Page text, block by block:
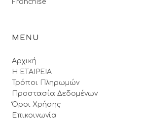
Franchise
MENU
Αρχική
Η ΕΤΑΙΡΕΙΑ
Τρόποι Πληρωμών
Προστασία Δεδομένων
Όροι Xρήσης
Επικοινωνία